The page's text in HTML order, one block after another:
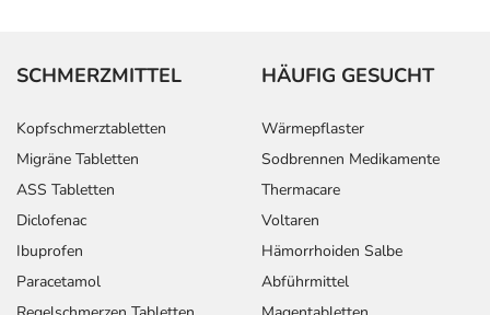
SCHMERZMITTEL
Kopfschmerztabletten
Migräne Tabletten
ASS Tabletten
Diclofenac
Ibuprofen
Paracetamol
HÄUFIG GESUCHT
Wärmepflaster
Sodbrennen Medikamente
Thermacare
Voltaren
Hämorrhoiden Salbe
Abführmittel